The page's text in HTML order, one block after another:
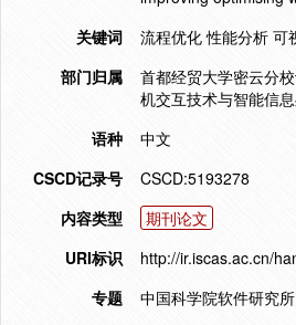
关键词
流程优化 性能分析
部门归属
首都经贸大学密云分
机交互技术与智能信
语种
中文
CSCD记录号
CSCD:5193278
内容类型
期刊论文
URI标识
http://ir.iscas.ac.cn/
专题
中国科学院软件研究所